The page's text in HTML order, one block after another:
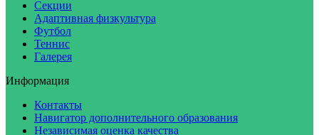
Секции
Адаптивная физкультура
Футбол
Теннис
Галерея
Информация
Контакты
Навигатор дополнительного образования
Независимая оценка качества